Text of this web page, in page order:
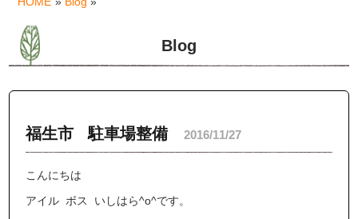
Blog
福生市 駐車場整備 2016/11/27
こんにちは
アイル ボス いしはら^o^です。